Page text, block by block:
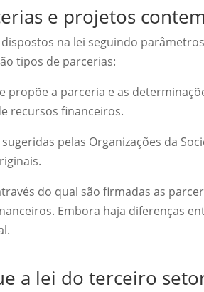
e projetos
na lei seguindo
tipos de parcerias:
propõe a parceria e as
recursos financeiros.
pelas Organizações da
do qual são firmadas as
Embora haja diferenças
a lei do terceiro